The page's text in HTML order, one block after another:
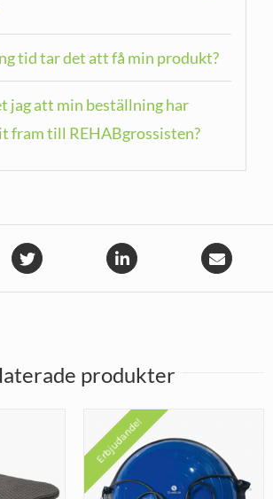
tid tar det att få min produkt?
jag att min beställning har
fram till REHABgrossisten?
produkter
Erbjudande!